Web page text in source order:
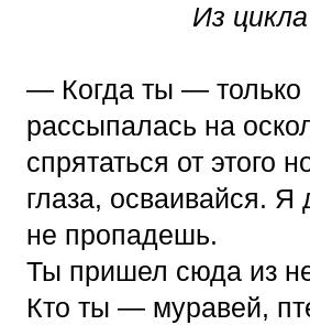
Из
— Когда ты — только
рассыпалась на
спрятаться от
глаза, осваивайся.
не пропадешь.
Ты пришел сюда из
Кто ты — муравей,